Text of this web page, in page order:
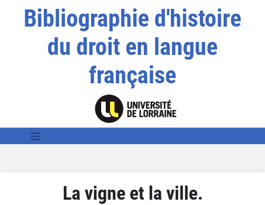
Bibliographie d'histoire
du droit en langue
française
La vigne et la ville.